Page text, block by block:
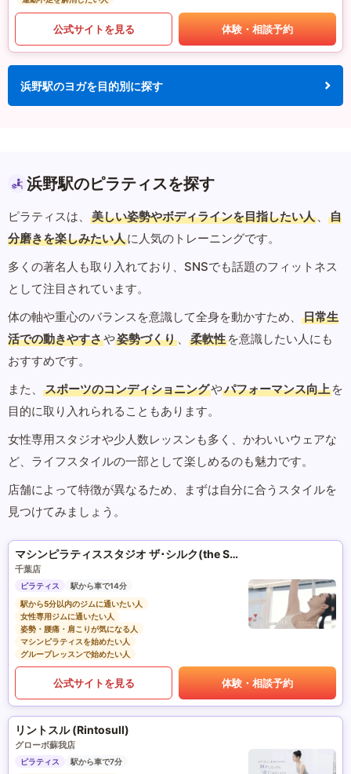
公式サイトを見る 体験・相談予約
浜野駅のヨガを目的別に探す
浜野駅のピラティスを探す
ピラティスは、 美しい姿勢やボディラインを目指したい人 、
自
分磨きを楽しみたい人に人気のトレーニングです。
多くの著名人も取り入れており、SNSでも話題のフィットネス
として注目されています。
体の軸や重心のバランスを意識して全身を動かすため、
日常生
活での動きやすさや姿勢づくり 、 柔軟性 を意識したい人にも
おすすめです。
また、
スポーツのコンディショニングやパフォーマンス向上 を
目的に取り入れられることもあります。
女性専用スタジオや少人数レッスンも多く、かわいいウェアな
ど、ライフスタイルの一部として楽しめるのも魅力です。
店舗によって特徴が異なるため、まずは自分に合うスタイルを
見つけてみましょう。
マシンピラティススタジオ ザ･シルク(the SILK)
千葉店
ピラティス
駅から車で14分
駅から5分以内のジムに通いたい人
女性専用ジムに通いたい人
姿勢・腰痛・肩こりが気になる人
マシンピラティスを始めたい人
グループレッスンで始めたい人
公式サイトを見る 体験・相談予約
リントスル (Rintosull)
グローボ蘇我店
ピラティス
駅から車で7分